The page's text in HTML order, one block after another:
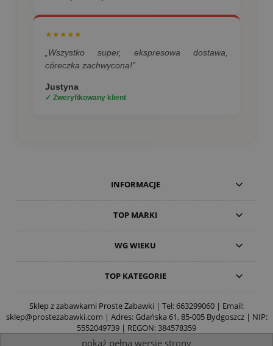
★★★★★
„Wszystko super, ekspresowa dostawa,
córeczka zachwycona!”
Justyna
✓ Zweryfikowany klient
INFORMACJE
TOP MARKI
WG WIEKU
TOP KATEGORIE
Sklep z zabawkami Proste Zabawki | Tel:663299060 | Email:
sklep@prostezabawki.com | Adres: Gdańska 61, 85-005 Bydgoszcz | NIP:
5552049739 | REGON: 384578359
pokaż pełną wersję strony